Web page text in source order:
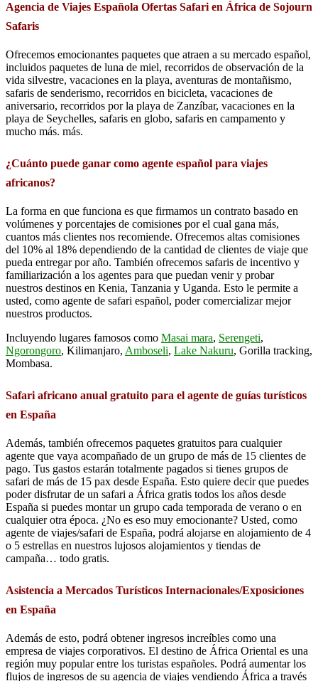
Agencia de Viajes Española Ofertas Safari en África de Sojourn
Safaris
Ofrecemos emocionantes paquetes que atraen a su mercado español,
incluidos paquetes de luna de miel, recorridos de observación de la
vida silvestre, vacaciones en la playa, aventuras de montañismo,
safaris de senderismo, recorridos en bicicleta, vacaciones de
aniversario, recorridos por la playa de Zanzíbar, vacaciones en la
playa de Seychelles, safaris en globo, safaris en campamento y
mucho más. más.
¿Cuánto puede ganar como agente español para viajes
africanos?
La forma en que funciona es que firmamos un contrato basado en
volúmenes y porcentajes de comisiones por el cual gana más,
cuantos más clientes nos recomiende. Ofrecemos altas comisiones
del 10% al 18% dependiendo de la cantidad de clientes de viaje que
pueda entregar por año. También ofrecemos safaris de incentivo y
familiarización a los agentes para que puedan venir y probar
nuestros destinos en Kenia, Tanzania y Uganda. Esto le permite a
usted, como agente de safari español, poder comercializar mejor
nuestros productos.
Incluyendo lugares famosos como Masai mara, Serengeti,
Ngorongoro, Kilimanjaro, Amboseli, Lake Nakuru, Gorilla tracking,
Mombasa.
Safari africano anual gratuito para el agente de guías turísticos
en España
Además, también ofrecemos paquetes gratuitos para cualquier
agente que vaya acompañado de un grupo de más de 15 clientes de
pago. Tus gastos estarán totalmente pagados si tienes grupos de
safari de más de 15 pax desde España. Esto quiere decir que puedes
poder disfrutar de un safari a África gratis todos los años desde
España si puedes montar un grupo cada temporada de verano o en
cualquier otra época. ¿No es eso muy emocionante? Usted, como
agente de viajes/safari de España, podrá alojarse en alojamiento de 4
o 5 estrellas en nuestros lujosos alojamientos y tiendas de
campaña… todo gratis.
Asistencia a Mercados Turísticos Internacionales/Exposiciones
en España
Además de esto, podrá obtener ingresos increíbles como una
empresa de viajes corporativos. El destino de África Oriental es una
región muy popular entre los turistas españoles. Podrá aumentar los
flujos de ingresos de su agencia de viajes vendiendo África a través